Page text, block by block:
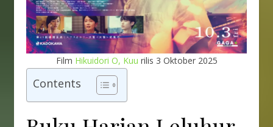
Film Hikuidori O, Kuu rilis 3 Oktober 2025
Contents